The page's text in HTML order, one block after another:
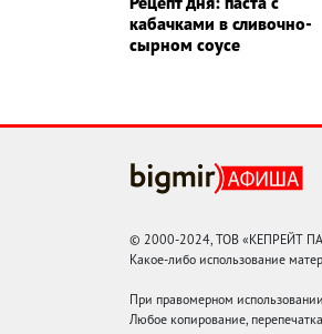
кабачками в сливочно-
сырном соусе
© 2000-2024, ТОВ «КЕПРЕЙТ
Какое-либо использование
При правомерном
Любое копирование,